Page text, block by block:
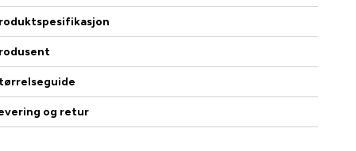
og retur